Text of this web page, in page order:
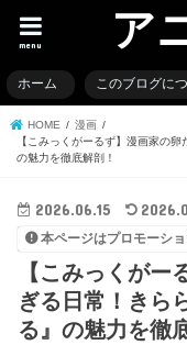
ア
menu
ホーム このブログに
HOME
漫画
【こみっくがーるず】漫画家の
の魅力を徹底解剖！
2026.06.15
本ページはプロモーシ
【こみっくが
ぎる日常！きら
る』の魅力を徹